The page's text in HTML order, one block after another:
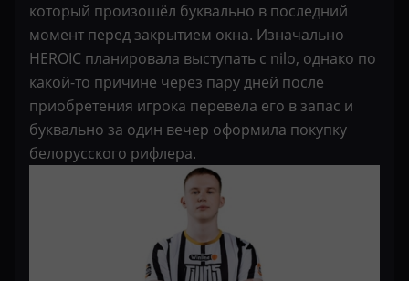
который произошёл буквально в последний
момент перед закрытием окна. Изначально
HEROIC планировала выступать с nilo, однако по
какой-то причине через пару дней после
приобретения игрока перевела его в запас и
буквально за один вечер оформила покупку
белорусского рифлера.